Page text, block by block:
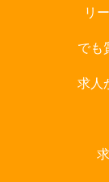
リ
でも
求人